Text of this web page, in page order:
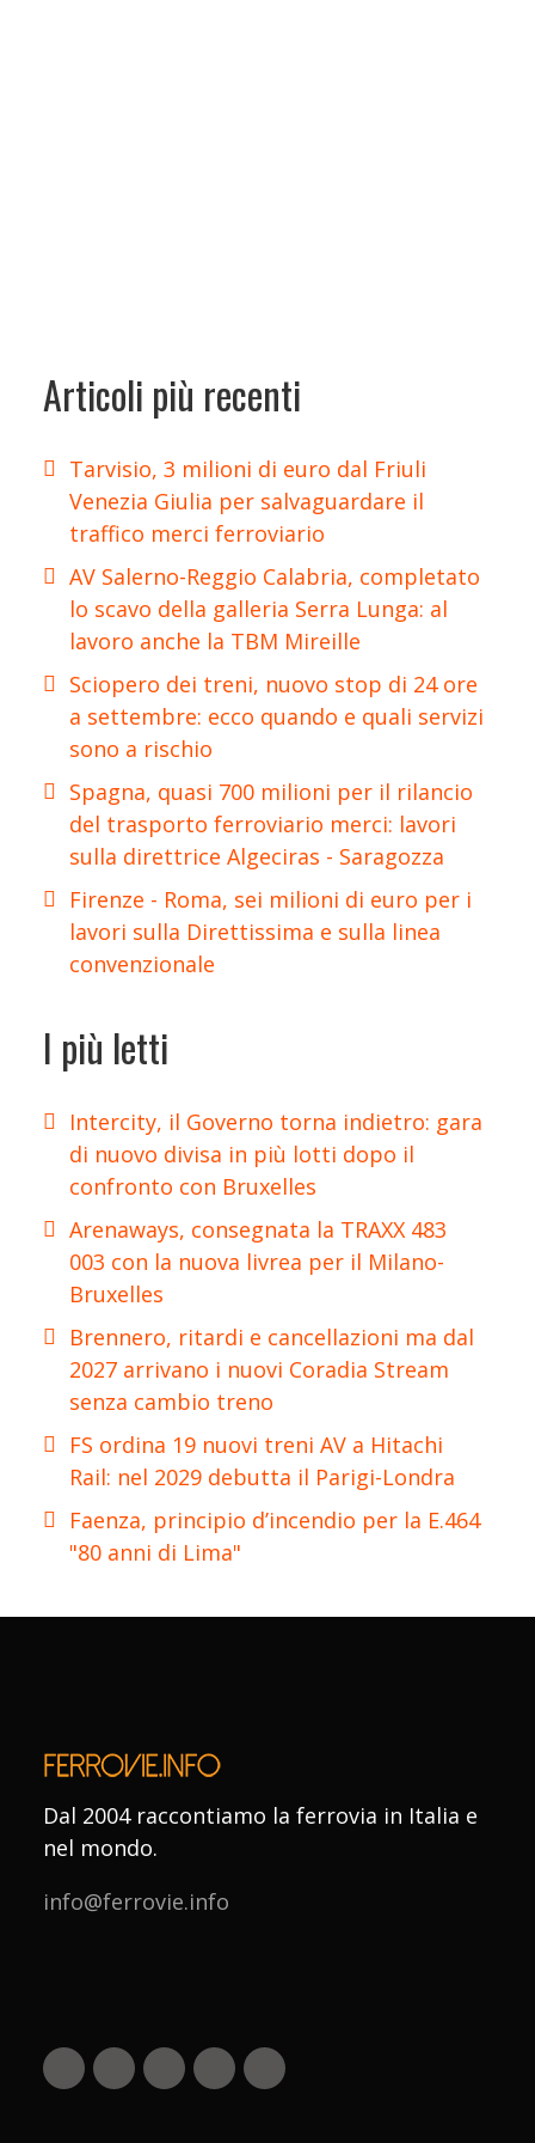
Articoli più recenti
Tarvisio, 3 milioni di euro dal Friuli
Venezia Giulia per salvaguardare il
traffico merci ferroviario
AV Salerno-Reggio Calabria, completato
lo scavo della galleria Serra Lunga: al
lavoro anche la TBM Mireille
Sciopero dei treni, nuovo stop di 24 ore
a settembre: ecco quando e quali servizi
sono a rischio
Spagna, quasi 700 milioni per il rilancio
del trasporto ferroviario merci: lavori
sulla direttrice Algeciras - Saragozza
Firenze - Roma, sei milioni di euro per i
lavori sulla Direttissima e sulla linea
convenzionale
I più letti
Intercity, il Governo torna indietro: gara
di nuovo divisa in più lotti dopo il
confronto con Bruxelles
Arenaways, consegnata la TRAXX 483
003 con la nuova livrea per il Milano-
Bruxelles
Brennero, ritardi e cancellazioni ma dal
2027 arrivano i nuovi Coradia Stream
senza cambio treno
FS ordina 19 nuovi treni AV a Hitachi
Rail: nel 2029 debutta il Parigi-Londra
Faenza, principio d’incendio per la E.464
"80 anni di Lima"
Dal 2004 raccontiamo la ferrovia in Italia e
nel mondo.
info@ferrovie.info